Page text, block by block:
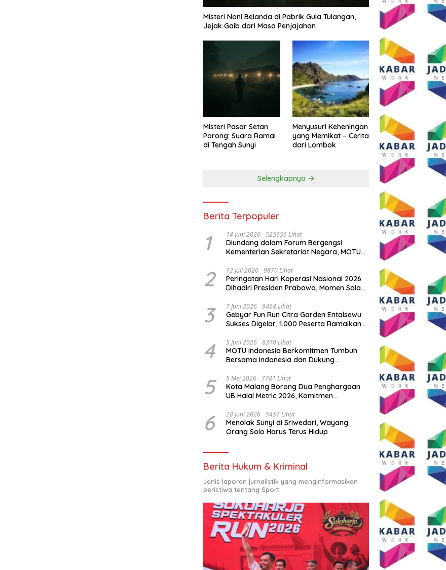
Misteri Noni Belanda di Pabrik Gula Tulangan,
Jejak Gaib dari Masa Penjajahan
Misteri Pasar Setan
Porong: Suara Ramai
di Tengah Sunyi
Menyusuri Keheningan
yang Memikat – Cerita
dari Lombok
Selengkapnya
Berita Terpopuler
1 14 Juni 2026 525656 Lihat
Diundang dalam Forum Bergengsi
Kementerian Sekretariat Negara, MOTU
Indonesia
2 12 Juli 2026 9870 Lihat
Peringatan Hari Koperasi Nasional 2026
Dihadiri Presiden Prabowo, Momen Salam
3 7 Juni 2026 9464 Lihat
Gebyar Fun Run Citra Garden Entalsewu
Sukses Digelar, 1.000 Peserta Ramaikan
4 5 Juni 2026 8370 Lihat
MOTU Indonesia Berkomitmen Tumbuh
Bersama Indonesia dan Dukung
5 5 Mei 2026 7781 Lihat
Kota Malang Borong Dua Penghargaan
UB Halal Metric 2026, Komitmen
6 28 Juni 2026 5457 Lihat
Menolak Sunyi di Sriwedari, Wayang
Orang Solo Harus Terus Hidup
Berita Hukum & Kriminal
Jenis laporan jurnalistik yang menginformasikan
peristiwa tentang Sport